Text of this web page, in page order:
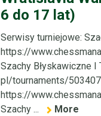
6 do 17 lat)
Serwisy turniejowe:
https://
Szachy Błyskawiczne
pl/tournaments/
https://
Szachy ...
More